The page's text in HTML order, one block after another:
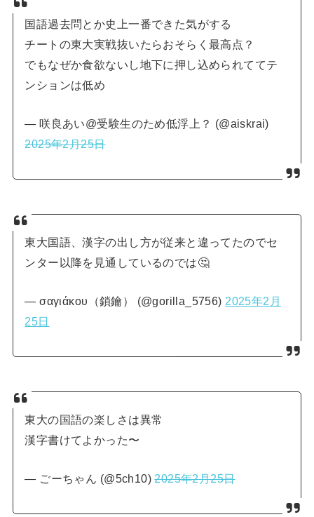
国語過去問とか史上一番できた気がする
チートの東大実戦抜いたらおそらく最高点？
でもなぜか食欲ないし地下に押し込められててテ
ンションは低め
— 咲良あい@受験生のため低浮上？ (@aiskrai)
2025年2月25日
東大国語、漢字の出し方が従来と違ってたのでセ
ンター以降を見通しているのでは🤔
— σαγιάκου（鎖鑰） (@gorilla_5756) 2025年2月
25日
東大の国語の楽しさは異常
漢字書けてよかった〜
— ごーちゃん (@5ch10)2025年2月25日